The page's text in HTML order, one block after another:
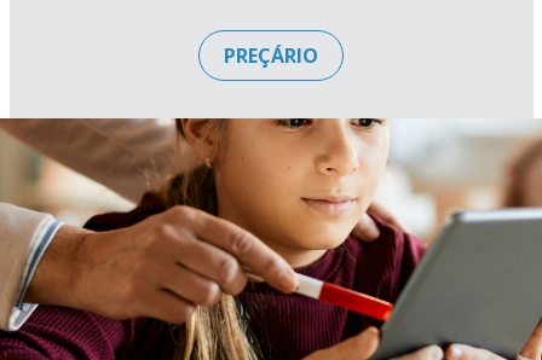
PREÇÁRIO